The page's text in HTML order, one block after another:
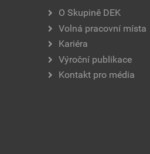
O Skupině DEK
Volná pracovní místa
Kariéra
Výroční publikace
Kontakt pro média